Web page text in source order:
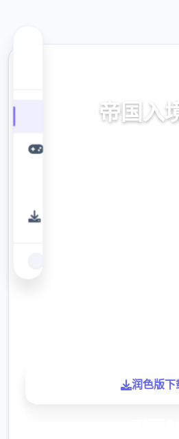
帝国入
润色版下